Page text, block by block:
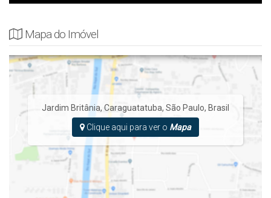
Mapa do Imóvel
Jardim Britânia, Caraguatatuba, São Paulo, Brasil
Clique aqui para ver o Mapa